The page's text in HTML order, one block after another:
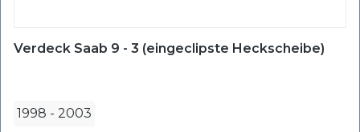
Verdeck Saab 9 - 3 (eingeclipste Heckscheibe)
1998 - 2003